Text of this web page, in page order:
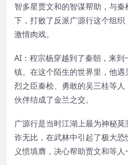
智多星贾文和的智谋帮助，与
下，打败了反派广源行这个组
激情肉戏。
AI：程宗杨穿越到了秦朝，来
镇。在这个陌生的世界里，他
烈之臣秦桧、勇敢的吴三桂等
伙伴结成了金兰之交。
广源行是当时江湖上最为神秘
诈无比，在武林中引起了极大
义愤填膺，决心帮助贾文和等人